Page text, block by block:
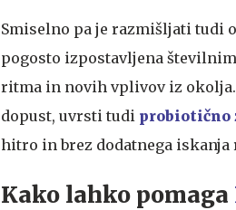
Smiselno pa je razmišljati tudi o
pogosto izpostavljena
ritma in novih vplivov iz okolja.
dopust, uvrsti tudi probiotično
hitro in brez dodatnega iskanja
Kako lahko pomaga